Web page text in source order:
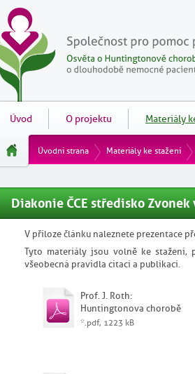
Úvod O projektu Materiály
Úvodní strana Materiály ke stažení
Diakonie ČCE středisko Zvonek
V příloze článku naleznete prezentace
Tyto materiály jsou volně ke stažení,
všeobecná pravidla citací a publikací.
Prof. J. Roth:
Huntingtonova chorobě
*.pdf, 1223 kB